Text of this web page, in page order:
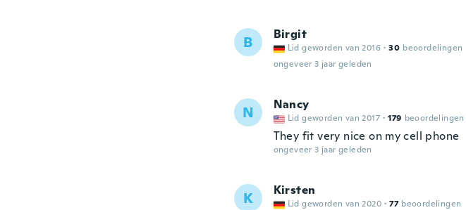
B Birgit
Lid geworden van 2016 · 30 beoordelingen
ongeveer 3 jaar geleden
N Nancy
Lid geworden van 2017 · 179 beoordelingen
They fit very nice on my cell phone
ongeveer 3 jaar geleden
K Kirsten
Lid geworden van 2020 · 77 beoordelingen